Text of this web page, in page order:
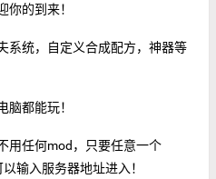
你的到来！
系统，自定义合成配方，神器等
脑都能玩！
用任何mod，只要任意一个
输入服务器地址进入！